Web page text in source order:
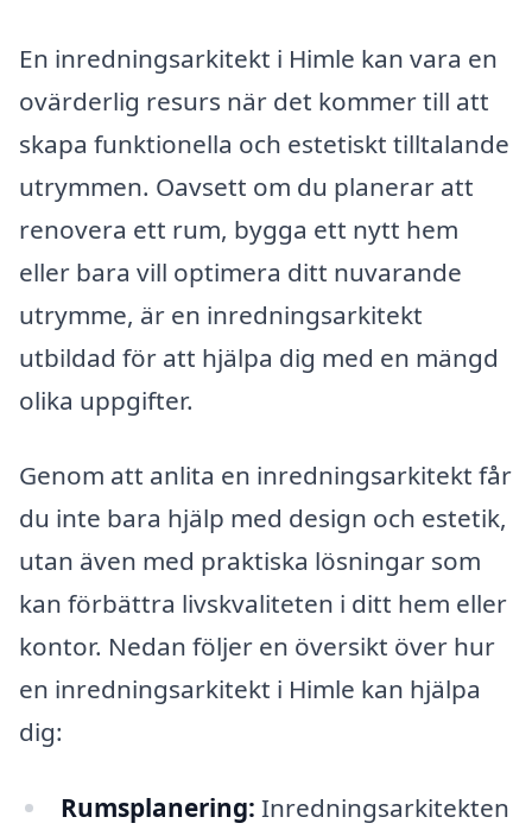
En inredningsarkitekt i Himle kan vara en
ovärderlig resurs när det kommer till att
skapa funktionella och estetiskt tilltalande
utrymmen. Oavsett om du planerar att
renovera ett rum, bygga ett nytt hem
eller bara vill optimera ditt nuvarande
utrymme, är en inredningsarkitekt
utbildad för att hjälpa dig med en mängd
olika uppgifter.
Genom att anlita en inredningsarkitekt får
du inte bara hjälp med design och estetik,
utan även med praktiska lösningar som
kan förbättra livskvaliteten i ditt hem eller
kontor. Nedan följer en översikt över hur
en inredningsarkitekt i Himle kan hjälpa
dig:
Rumsplanering: Inredningsarkitekten